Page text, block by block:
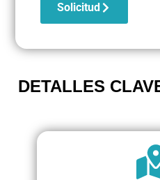
Solicitud
DETALLES